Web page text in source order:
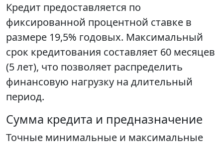
Кредит предоставляется по
фиксированной процентной ставке в
размере 19,5% годовых. Максимальный
срок кредитования составляет 60 месяцев
(5 лет), что позволяет распределить
финансовую нагрузку на длительный
период.
Сумма кредита и предназначение
Точные минимальные и максимальные